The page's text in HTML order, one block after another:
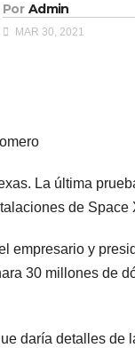
Por Admin
MAR 30, 2021
La última
de
empresario y
30 millones de
daría detalles de